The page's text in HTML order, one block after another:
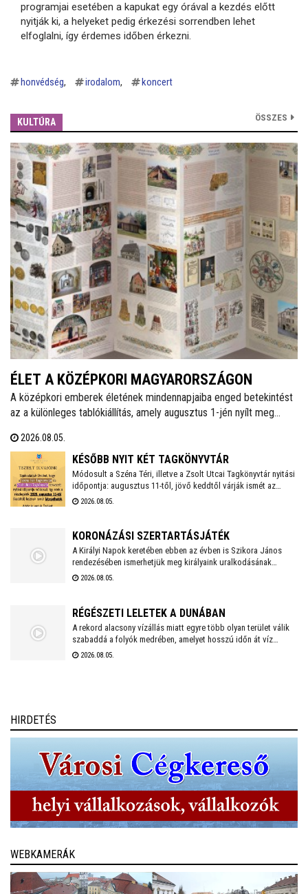
programjai esetében a kapukat egy órával a kezdés előtt
nyitják ki, a helyeket pedig érkezési sorrendben lehet
elfoglalni, így érdemes időben érkezni.
honvédség irodalom koncert
KULTÚRA ÖSSZES
ÉLET A KÖZÉPKORI MAGYARORSZÁGON
A középkori emberek életének mindennapjaiba enged betekintést
az a különleges tablókiállítás, amely augusztus 1-jén nyílt meg
bemutatja többek között az étkezési szokásokat, a lakótereket,
az oktatást, a szórakozást és számos egyéb fontos életteret és
szokást.
2026.08.05.
KÉSŐBB NYIT KÉT TAGKÖNYVTÁR
Módosult a Széna Téri, illetve a Zsolt Utcai Tagkönyvtár nyitási
időpontja: augusztus 11-től, jövő keddtől várják ismét az
olvasókat. A csütörtökre tervezett Zümmögő foglalkozás is
2026.08.05.
KORONÁZÁSI SZERTARTÁSJÁTÉK
A Királyi Napok keretében ebben az évben is Szikora János
rendezésében ismerhetjük meg királyaink uralkodásának
történetét. Idén újra a Nemzeti Emlékhely ad otthont a
2026.08.05.
RÉGÉSZETI LELETEK A DUNÁBAN
A rekord alacsony vízállás miatt egyre több olyan terület válik
szabaddá a folyók medrében, amelyet hosszú időn át víz
borított. A visszahúzódó Duna és más folyók sokszor nemcsak
2026.08.05.
HIRDETÉS
WEBKAMERÁK